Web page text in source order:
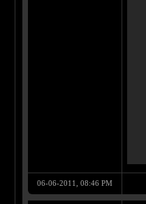
06-06-2011, 08:46 PM